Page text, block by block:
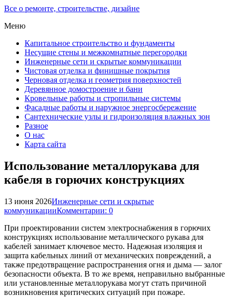
Все о ремонте, строительстве, дизайне
Меню
Капитальное строительство и фундаменты
Несущие стены и межкомнатные перегородки
Инженерные сети и скрытые коммуникации
Чистовая отделка и финишные покрытия
Черновая отделка и геометрия поверхностей
Деревянное домостроение и бани
Кровельные работы и стропильные системы
Фасадные работы и наружное энергосбережение
Сантехнические узлы и гидроизоляция влажных зон
Разное
О нас
Карта сайта
Использование металлорукава для
кабеля в горючих конструкциях
13 июня 2026Инженерные сети и скрытые
коммуникацииКомментарии: 0
При проектировании систем электроснабжения в горючих
конструкциях использование металлического рукава для
кабелей занимает ключевое место. Надежная изоляция и
защита кабельных линий от механических повреждений, а
также предотвращение распространения огня и дыма — залог
безопасности объекта. В то же время, неправильно выбранные
или установленные металлорукава могут стать причиной
возникновения критических ситуаций при пожаре.